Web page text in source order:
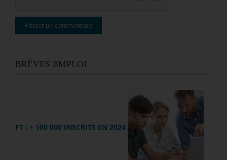
BRÈVES EMPLOI
FT : + 100 000 INSCRITS EN 2024